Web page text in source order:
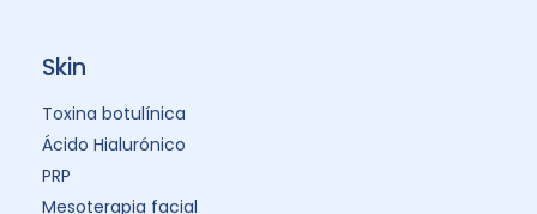
Skin
Toxina botulínica
Ácido Hialurónico
PRP
Mesoterapia facial